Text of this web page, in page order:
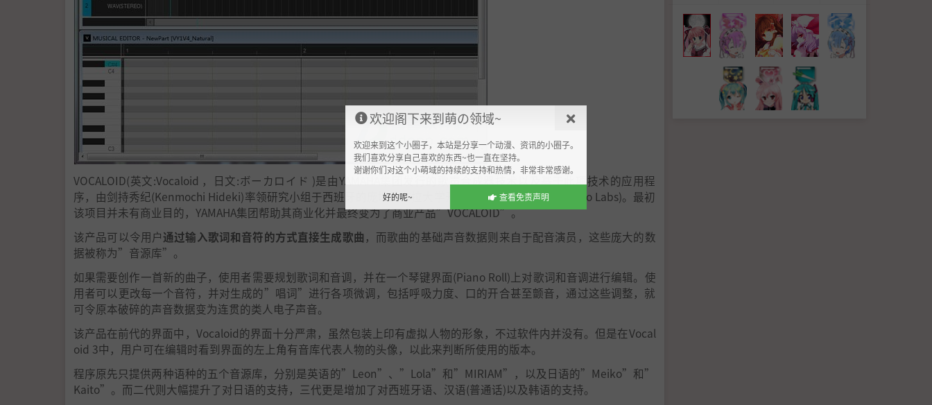
VOCALOID(英文:Vocaloid ，日文:ボーカロイド )是由YAMAHA集团发行的歌声合成器技术以及基于此项技术的应用程
序，由剑持秀纪(Kenmochi Hideki)率领研究小组于西班牙的庞培法布拉大学开发(后原班人马成立了Voctro Labs)。最初
该项目并未有商业目的，YAMAHA集团帮助其商业化并最终变为了商业产品”VOCALOID”。
该产品可以令用户通过输入歌词和音符的方式直接生成歌曲 ，而歌曲的基础声音数据则来自于配音演员，这些庞大的数
据被称为”音源库”。
如果需要创作一首新的曲子，使用者需要规划歌词和音调，并在一个琴键界面(Piano Roll)上对歌词和音调进行编辑。使
用者可以更改每一个音符，并对生成的”唱词”进行各项微调，包括呼吸力度、口的开合甚至颤音，通过这些调整，就
可令原本破碎的声音数据变为连贯的类人电子声音。
该产品在前代的界面中，Vocaloid的界面十分严肃，虽然包装上印有虚拟人物的形象，不过软件内并没有。但是在Vocal
oid 3中，用户可在编辑时看到界面的左上角有音库代表人物的头像，以此来判断所使用的版本。
程序原先只提供两种语种的五个音源库，分别是英语的”Leon”、”Lola”和”MIRIAM”，以及日语的”Meiko”和”
Kaito”。而二代则大幅提升了对日语的支持，三代更是增加了对西班牙语、汉语(普通话)以及韩语的支持。
欢迎阁下来到萌の领域~
欢迎来到这个小圈子，本站是分享一个动漫、资讯的小圈子。
我们喜欢分享自己喜欢的东西~也一直在坚持。
谢谢你们对这个小萌域的持续的支持和热情，非常非常感谢。
好的呢~ 查看免责声明